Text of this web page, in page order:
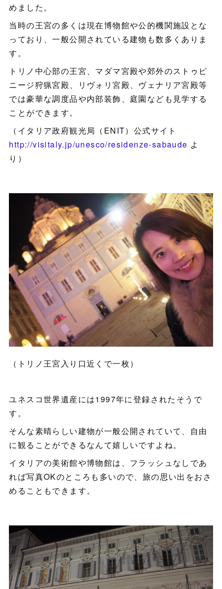
めました。
当時の王宮の多くは現在博物館や公的機関施設とな
っており、一般公開されている建物も数多くありま
す。
トリノ中心部の王宮、マダマ宮殿や郊外のストゥピ
ニージ狩猟宮殿、リヴォリ宮殿、ヴェナリア宮殿等
では豪華な調度品や内部装飾、庭園なども見学する
ことができます。
（イタリア政府観光局（ENIT）公式サイト
http://visitaly.jp/unesco/residenze-sabaude よ
り）
（トリノ王宮入り口近くで一枚）
ユネスコ世界遺産には1997年に登録されたそうで
す。
そんな素晴らしい建物が一般公開されていて、自由
に観ることができるなんて嬉しいですよね。
イタリアの美術館や博物館は、フラッシュなしであ
れば写真OKのところも多いので、旅の思い出をおさ
めることもできます。